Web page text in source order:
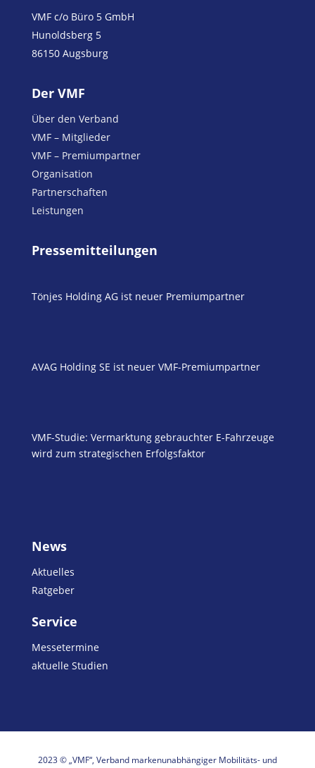
VMF c/o Büro 5 GmbH
Hunoldsberg 5
86150 Augsburg
Der VMF
Über den Verband
VMF – Mitglieder
VMF – Premiumpartner
Organisation
Partnerschaften
Leistungen
Pressemitteilungen
Tönjes Holding AG ist neuer Premiumpartner
AVAG Holding SE ist neuer VMF-Premiumpartner
VMF-Studie: Vermarktung gebrauchter E-Fahrzeuge
wird zum strategischen Erfolgsfaktor
News
Aktuelles
Ratgeber
Service
Messetermine
aktuelle Studien
2023 © „VMF“, Verband markenunabhängiger Mobilitäts- und